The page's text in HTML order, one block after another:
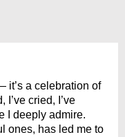
it’s a celebration of
I’ve cried, I’ve
I deeply admire.
ones, has led me to